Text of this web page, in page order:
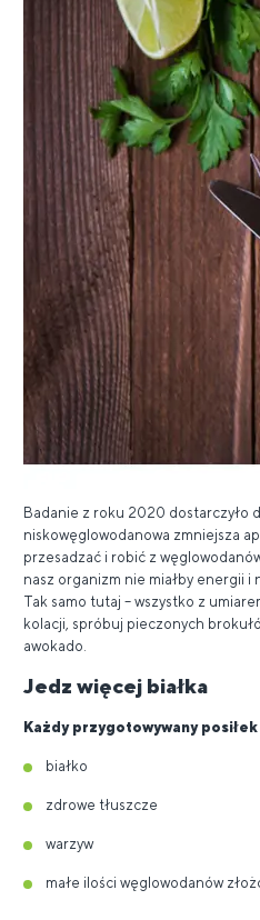
Badanie z roku 2020 dostarczyło
niskowęglowodanowa zmniejsza
przesadzać i robić z
nasz organizm nie miałby energii i
Tak samo tutaj – wszystko z
kolacji, spróbuj pieczonych
awokado.
Jedz więcej białka
Każdy przygotowywany
białko
zdrowe tłuszcze
warzyw
małe ilości węglowodanów